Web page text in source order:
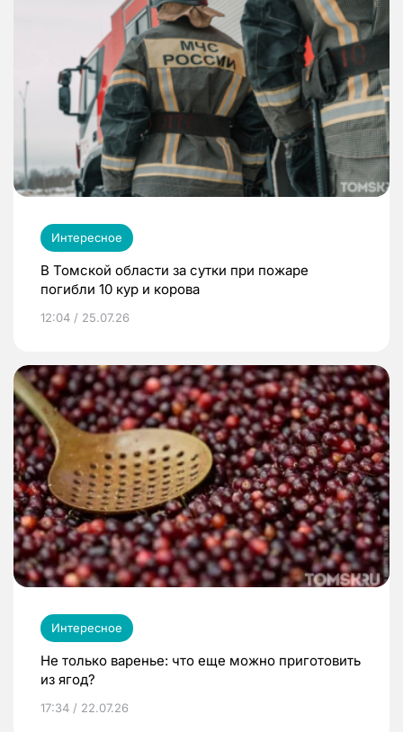
Интересное
В Томской области за сутки при пожаре
погибли 10 кур и корова
12:04 / 25.07.26
Интересное
Не только варенье: что еще можно приготовить
из ягод?
17:34 / 22.07.26